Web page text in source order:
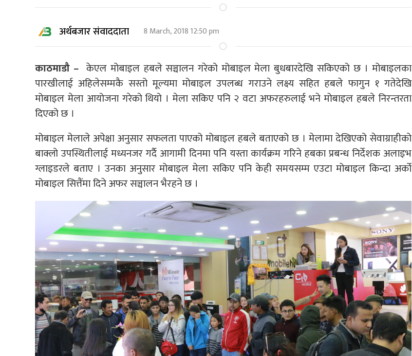
अर्थबजार संवाददाता 8 March, 2018 12:50 pm
काठमाडौ – केएल मोबाइल हबले सञ्चालन गरेको मोबाइल मेला बुधबारदेखि सकिएको छ । मोबाइलका
पारखीलाई अहिलेसम्मकै सस्तो मूल्यमा मोबाइल उपलब्ध गराउने लक्ष्य सहित हबले फागुन १ गतेदेखि
मोबाइल मेला आयोजना गरेको थियो । मेला सकिए पनि २ वटा अफरहरुलाई भने मोबाइल हबले निरन्तरता
दिएको छ ।
मोबाइल मेलाले अपेक्षा अनुसार सफलता पाएको मोबाइल हबले बताएको छ । मेलामा देखिएको सेवाग्राहीको
बाक्लो उपस्थितीलाई मध्यनजर गर्दै आगामी दिनमा पनि यस्ता कार्यक्रम गरिने हबका प्रबन्ध निर्देशक अलाइभ
ग्लाइडरले बताए । उनका अनुसार मोबाइल मेला सकिए पनि केही समयसम्म एउटा मोबाइल किन्दा अर्को
मोबाइल सित्तैंमा दिने अफर सञ्चालन भैरहने छ ।